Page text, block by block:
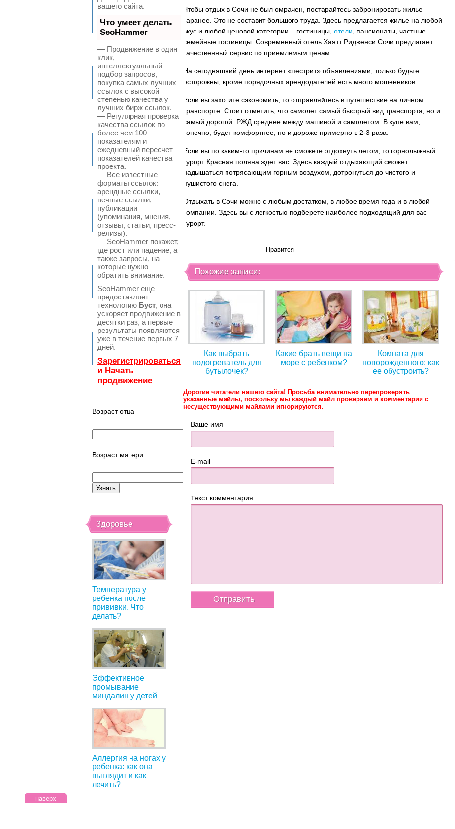
Чтобы отдых в Сочи не был омрачен, постарайтесь забронировать жилье
заранее. Это не составит большого труда. Здесь предлагается жилье на любой
вкус и любой ценовой категории – гостиницы,отели , пансионаты, частные
семейные гостиницы. Современный отель Хаятт Ридженси Сочи предлагает
качественный сервис по приемлемым ценам.
На сегодняшний день интернет «пестрит» объявлениями, только будьте
осторожны, кроме порядочных арендодателей есть много мошенников.
Если вы захотите сэкономить, то отправляйтесь в путешествие на личном
транспорте. Стоит отметить, что самолет самый быстрый вид транспорта, но и
самый дорогой. РЖД среднее между машиной и самолетом. В купе вам,
конечно, будет комфортнее, но и дороже примерно в 2-3 раза.
Если вы по каким-то причинам не сможете отдохнуть летом, то горнолыжный
курорт Красная поляна ждет вас. Здесь каждый отдыхающий сможет
надышаться потрясающим горным воздухом, дотронуться до чистого и
пушистого снега.
Отдыхать в Сочи можно с любым достатком, в любое время года и в любой
компании. Здесь вы с легкостью подберете наиболее подходящий для вас
курорт.
Нравится
Похожие записи:
Как выбрать
подогреватель для
бутылочек?
Какие брать вещи на
море с ребенком?
Комната для
новорожденного: как
ее обустроить?
Дорогие читатели нашего сайта! Просьба внимательно перепроверять
указанные майлы, поскольку мы каждый майл проверяем и комментарии с
несуществующими майлами игнорируются.
Ваше имя
E-mail
Текст комментария
вашего сайта.
Что умеет делать
SeoHammer
— Продвижение в один
клик,
интеллектуальный
подбор запросов,
покупка самых лучших
ссылок с высокой
степенью качества у
лучших бирж ссылок.
— Регулярная проверка
качества ссылок по
более чем 100
показателям и
ежедневный пересчет
показателей качества
проекта.
— Все известные
форматы ссылок:
арендные ссылки,
вечные ссылки,
публикации
(упоминания, мнения,
отзывы, статьи, пресс-
релизы).
— SeoHammer покажет,
где рост или падение, а
также запросы, на
которые нужно
обратить внимание.
SeoHammer еще
предоставляет
технологию Буст, она
ускоряет продвижение в
десятки раз, а первые
результаты появляются
уже в течение первых 7
дней.
Зарегистрироваться
и Начать
продвижение
Возраст отца
Возраст матери
Здоровье
Температура у
ребенка после
прививки. Что
делать?
Эффективное
промывание
миндалин у детей
Аллергия на ногах у
ребенка: как она
выглядит и как
лечить?
наверх